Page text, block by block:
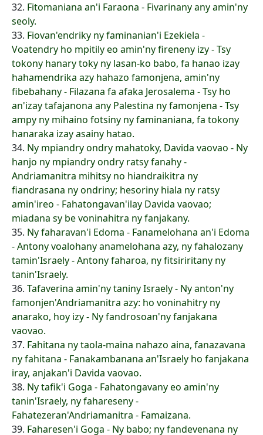
32. Fitomaniana an'i Faraona - Fivarinany any amin'ny
seoly.
33. Fiovan'endriky ny faminanian'i Ezekiela -
Voatendry ho mpitily eo amin'ny fireneny izy - Tsy
tokony hanary toky ny lasan-ko babo, fa hanao izay
hahamendrika azy hahazo famonjena, amin'ny
fibebahany - Filazana fa afaka Jerosalema - Tsy ho
an'izay tafajanona any Palestina ny famonjena - Tsy
ampy ny mihaino fotsiny ny faminaniana, fa tokony
hanaraka izay asainy hatao.
34. Ny mpiandry ondry mahatoky, Davida vaovao - Ny
hanjo ny mpiandry ondry ratsy fanahy -
Andriamanitra mihitsy no hiandraikitra ny
fiandrasana ny ondriny; hesoriny hiala ny ratsy
amin'ireo - Fahatongavan'ilay Davida vaovao;
miadana sy be voninahitra ny fanjakany.
35. Ny faharavan'i Edoma - Fanamelohana an'i Edoma
- Antony voalohany anamelohana azy, ny fahalozany
tamin'Israely - Antony faharoa, ny fitsiriritany ny
tanin'Israely.
36. Tafaverina amin'ny taniny Israely - Ny anton'ny
famonjen'Andriamanitra azy: ho voninahitry ny
anarako, hoy izy - Ny fandrosoan'ny fanjakana
vaovao.
37. Fahitana ny taola-maina nahazo aina, fanazavana
ny fahitana - Fanakambanana an'Israely ho fanjakana
iray, anjakan'i Davida vaovao.
38. Ny tafik'i Goga - Fahatongavany eo amin'ny
tanin'Israely, ny fahareseny -
Fahatezeran'Andriamanitra - Famaizana.
39. Faharesen'i Goga - Ny babo; ny fandevenana ny